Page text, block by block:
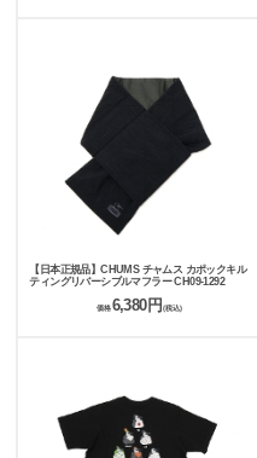
【日本正規品】CHUMS チャムス カポックキル
ティングリバーシブルマフラー CH09-1292
価格 6,380円 (税込)